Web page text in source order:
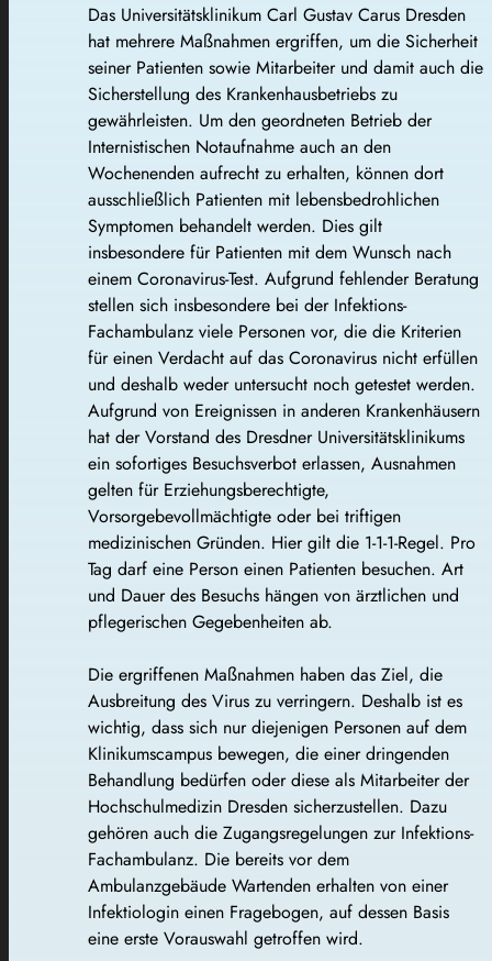
Das Universitätsklinikum Carl Gustav Carus Dresden
hat mehrere Maßnahmen ergriffen, um die Sicherheit
seiner Patienten sowie Mitarbeiter und damit auch die
Sicherstellung des Krankenhausbetriebs zu
gewährleisten. Um den geordneten Betrieb der
Internistischen Notaufnahme auch an den
Wochenenden aufrecht zu erhalten, können dort
ausschließlich Patienten mit lebensbedrohlichen
Symptomen behandelt werden. Dies gilt
insbesondere für Patienten mit dem Wunsch nach
einem Coronavirus-Test. Aufgrund fehlender Beratung
stellen sich insbesondere bei der Infektions-
Fachambulanz viele Personen vor, die die Kriterien
für einen Verdacht auf das Coronavirus nicht erfüllen
und deshalb weder untersucht noch getestet werden.
Aufgrund von Ereignissen in anderen Krankenhäusern
hat der Vorstand des Dresdner Universitätsklinikums
ein sofortiges Besuchsverbot erlassen, Ausnahmen
gelten für Erziehungsberechtigte,
Vorsorgebevollmächtigte oder bei triftigen
medizinischen Gründen. Hier gilt die 1-1-1-Regel. Pro
Tag darf eine Person einen Patienten besuchen. Art
und Dauer des Besuchs hängen von ärztlichen und
pflegerischen Gegebenheiten ab.
Die ergriffenen Maßnahmen haben das Ziel, die
Ausbreitung des Virus zu verringern. Deshalb ist es
wichtig, dass sich nur diejenigen Personen auf dem
Klinikumscampus bewegen, die einer dringenden
Behandlung bedürfen oder diese als Mitarbeiter der
Hochschulmedizin Dresden sicherzustellen. Dazu
gehören auch die Zugangsregelungen zur Infektions-
Fachambulanz. Die bereits vor dem
Ambulanzgebäude Wartenden erhalten von einer
Infektiologin einen Fragebogen, auf dessen Basis
eine erste Vorauswahl getroffen wird.